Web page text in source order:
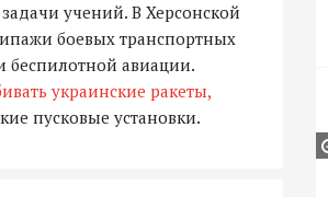
учений. В Херсонской
боевых транспортных
беспилотной авиации.
украинские ракеты,
пусковые установки.